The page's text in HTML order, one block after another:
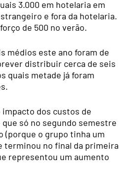
3.000 em hotelaria em
e fora da hotelaria.
de 500 no verão.
médios este ano foram de
distribuir cerca de seis
quais metade já foram
dos custos de
que só no segundo semestre
(porque o grupo tinha um
terminou no final da primeira
representou um aumento